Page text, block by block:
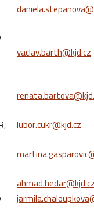
vaclav.barth@kjd.cz
lubor.cukr@kjd.cz